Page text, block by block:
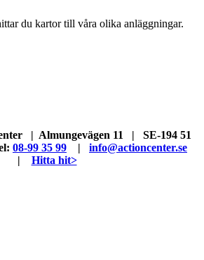
du kartor till våra olika anläggningar.
| Almungevägen 11 | SE-194 51
08-99 35 99 | info@actioncenter.se
| Hitta hit>